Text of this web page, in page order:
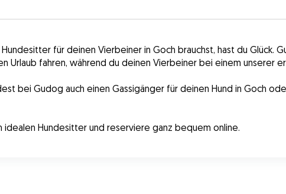
für deinen Vierbeiner in Goch brauchst, hast du Glück.
Urlaub fahren, während du deinen Vierbeiner bei einem unserer
idealen Hundesitter und reserviere ganz bequem online.